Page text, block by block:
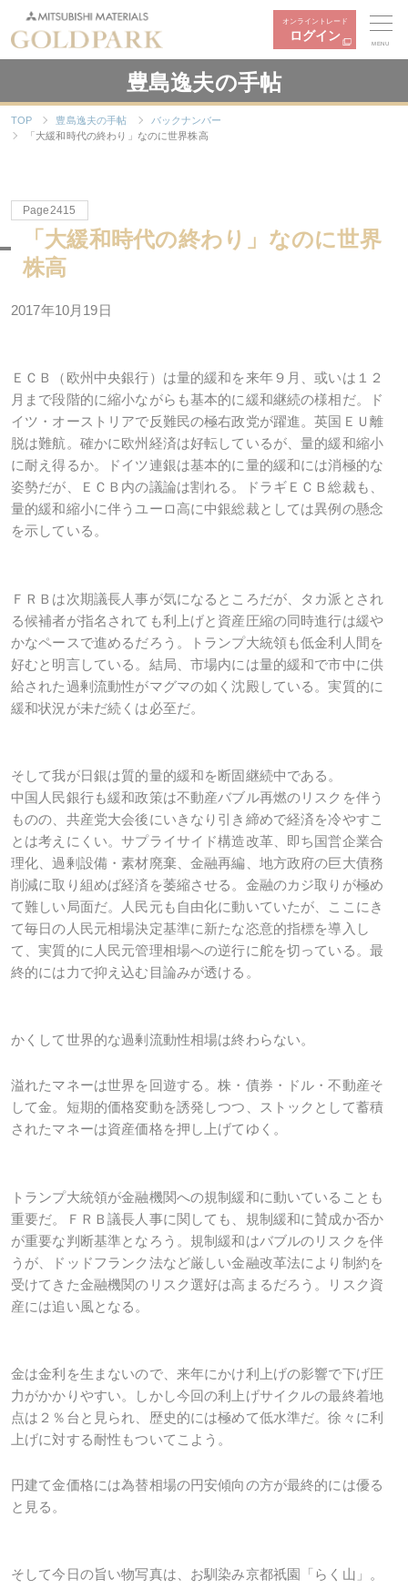
オンライントレード
ログイン
MENU
豊島逸夫の手帖
TOP 豊島逸夫の手帖
バックナンバー
「大緩和時代の終わり」なのに世界株高
Page2415
「大緩和時代の終わり」なのに世界
株高
2017年10月19日
ＥＣＢ（欧州中央銀行）は量的緩和を来年９月、或いは１２
月まで段階的に縮小ながらも基本的に緩和継続の様相だ。ド
イツ・オーストリアで反難民の極右政党が躍進。英国ＥＵ離
脱は難航。確かに欧州経済は好転しているが、量的緩和縮小
に耐え得るか。ドイツ連銀は基本的に量的緩和には消極的な
姿勢だが、ＥＣＢ内の議論は割れる。ドラギＥＣＢ総裁も、
量的緩和縮小に伴うユーロ高に中銀総裁としては異例の懸念
を示している。
ＦＲＢは次期議長人事が気になるところだが、タカ派とされ
る候補者が指名されても利上げと資産圧縮の同時進行は緩や
かなペースで進めるだろう。トランプ大統領も低金利人間を
好むと明言している。結局、市場内には量的緩和で市中に供
給された過剰流動性がマグマの如く沈殿している。実質的に
緩和状況が未だ続くは必至だ。
そして我が日銀は質的量的緩和を断固継続中である。
中国人民銀行も緩和政策は不動産バブル再燃のリスクを伴う
ものの、共産党大会後にいきなり引き締めで経済を冷やすこ
とは考えにくい。サプライサイド構造改革、即ち国営企業合
理化、過剰設備・素材廃棄、金融再編、地方政府の巨大債務
削減に取り組めば経済を萎縮させる。金融のカジ取りが極め
て難しい局面だ。人民元も自由化に動いていたが、ここにき
て毎日の人民元相場決定基準に新たな恣意的指標を導入し
て、実質的に人民元管理相場への逆行に舵を切っている。最
終的には力で抑え込む目論みが透ける。
かくして世界的な過剰流動性相場は終わらない。
溢れたマネーは世界を回遊する。株・債券・ドル・不動産そ
して金。短期的価格変動を誘発しつつ、ストックとして蓄積
されたマネーは資産価格を押し上げてゆく。
トランプ大統領が金融機関への規制緩和に動いていることも
重要だ。ＦＲＢ議長人事に関しても、規制緩和に賛成か否か
が重要な判断基準となろう。規制緩和はバブルのリスクを伴
うが、ドッドフランク法など厳しい金融改革法により制約を
受けてきた金融機関のリスク選好は高まるだろう。リスク資
産には追い風となる。
金は金利を生まないので、来年にかけ利上げの影響で下げ圧
力がかかりやすい。しかし今回の利上げサイクルの最終着地
点は２％台と見られ、歴史的には極めて低水準だ。徐々に利
上げに対する耐性もついてこよう。
円建て金価格には為替相場の円安傾向の方が最終的には優る
と見る。
そして今日の旨い物写真は、お馴染み京都祇園「らく山」。